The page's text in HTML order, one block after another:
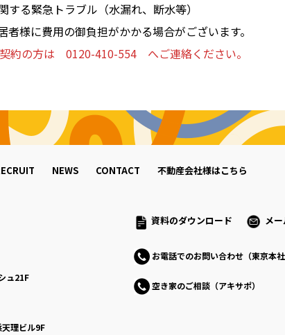
する緊急トラブル（水漏れ、断水等）
様に費用の御負担がかかる場合がございます。
契約の方は 0120-410-554 へご連絡ください。
NEWS CONTACT 不動産会社様はこちら
ュ21F
理ビル9F
資料のダウンロード メ
お電話でのお問い合わせ（東京本社
空き家のご相談（アキサポ）